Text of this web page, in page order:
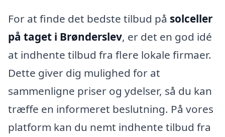
For at finde det bedste tilbud på solceller
på taget i Brønderslev, er det en god idé
at indhente tilbud fra flere lokale firmaer.
Dette giver dig mulighed for at
sammenligne priser og ydelser, så du kan
træffe en informeret beslutning. På vores
platform kan du nemt indhente tilbud fra